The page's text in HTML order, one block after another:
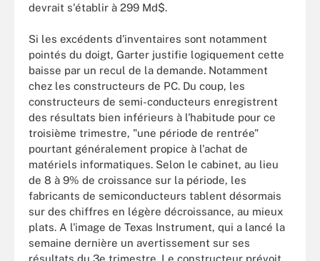
devrait s'établir à 299 Md$.
Si les excédents d'inventaires sont notamment
pointés du doigt, Garter justifie logiquement cette
baisse par un recul de la demande. Notamment
chez les constructeurs de PC. Du coup, les
constructeurs de semi-conducteurs enregistrent
des résultats bien inférieurs à l'habitude pour ce
troisième trimestre, "une période de rentrée"
pourtant généralement propice à l'achat de
matériels informatiques. Selon le cabinet, au lieu
de 8 à 9% de croissance sur la période, les
fabricants de semiconducteurs tablent désormais
sur des chiffres en légère décroissance, au mieux
plats. A l'image de Texas Instrument, qui a lancé la
semaine dernière un avertissement sur ses
résultats du 3e trimestre. Le constructeur prévoit